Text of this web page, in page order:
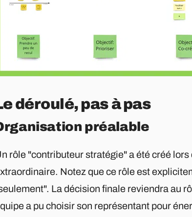
déroulé, pas à pas
préalable
rôle "contributeur stratégie" a été créé
Notez que ce rôle est
La décision finale reviendra au
a pu choisir son représentant pour